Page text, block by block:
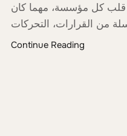
كل مؤسسة، مهما كان
Continue Reading